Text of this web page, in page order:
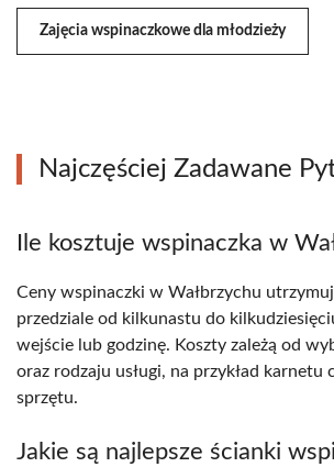
Zajęcia wspinaczkowe dla młodzieży
Najczęściej Zadawane
Ile kosztuje wspinaczka w
Ceny wspinaczki w Wałbrzychu
przedziale od kilkunastu do
wejście lub godzinę. Koszty zależą od
oraz rodzaju usługi, na przykład karnetu
sprzętu.
Jakie są najlepsze ścianki